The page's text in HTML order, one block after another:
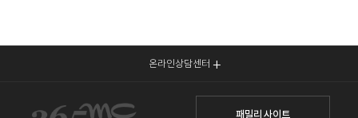
온라인상담센터
패밀리 사이트